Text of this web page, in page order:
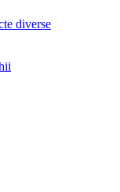
diverse